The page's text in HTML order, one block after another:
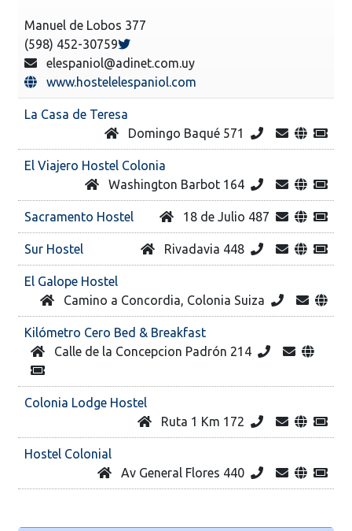
Manuel de Lobos 377
(598) 452-30759
elespaniol@adinet.com.uy
www.hostelelespaniol.com
La Casa de Teresa
Domingo Baqué 571
El Viajero Hostel Colonia
Washington Barbot 164
Sacramento Hostel 18 de Julio 487
Sur Hostel Rivadavia 448
El Galope Hostel
Camino a Concordia, Colonia Suiza
Kilómetro Cero Bed & Breakfast
Calle de la Concepcion Padrón 214
Colonia Lodge Hostel
Ruta 1 Km 172
Hostel Colonial
Av General Flores 440